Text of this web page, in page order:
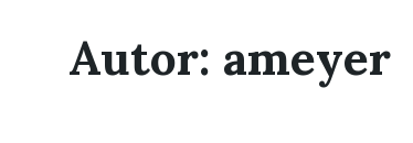
Autor: ameyer